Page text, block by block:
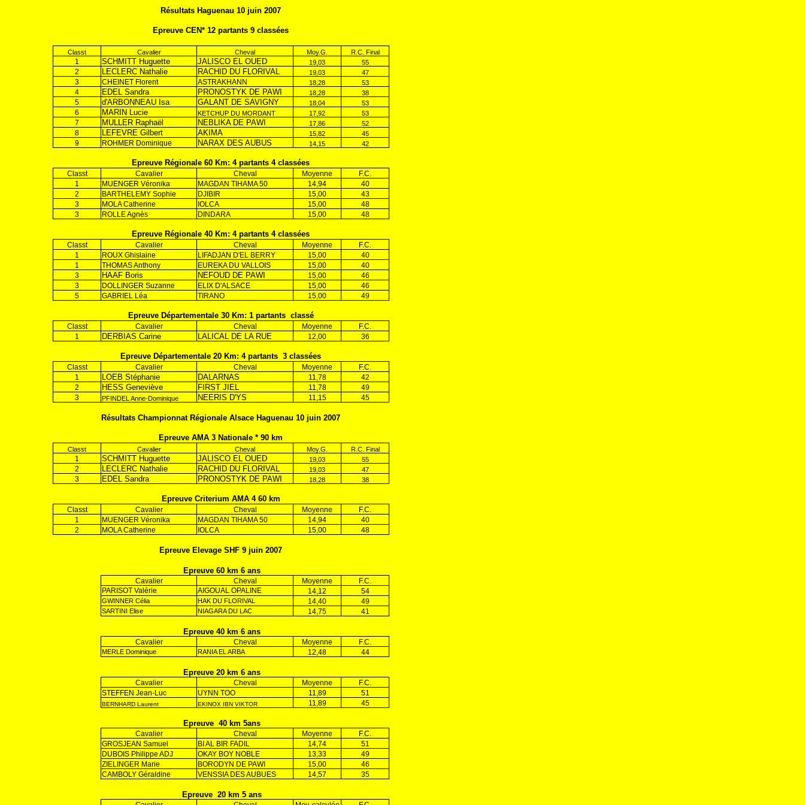
Résultats Haguenau 10 juin 2007
Epreuve CEN* 12 partants 9 classées
Classt Cavalier Cheval Moy.G. R.C. Final
1 SCHMITT Huguette JALISCO EL OUED 19,03 55
2 LECLERC Nathalie RACHID DU FLORIVAL 19,03 47
3 CHEINET Florent ASTRAKHANN 18,28 53
4 EDEL Sandra PRONOSTYK DE PAWI 18,28 38
5 d'ARBONNEAU Isa GALANT DE SAVIGNY 18,04 53
6 MARIN Lucie KETCHUP DU MORDANT 17,92 53
7 MULLER Raphaël NEBLIKA DE PAWI 17,86 52
8 LEFEVRE Gilbert AKIMA 15,82 45
9 ROHMER Dominique NARAX DES AUBUS 14,15 42
Epreuve Régionale 60 Km: 4 partants 4 classées
Classt Cavalier Cheval Moyenne
F.C.
1
MUENGER Véronika MAGDAN TIHAMA 50 14,94
40
2
BARTHELEMY Sophie DJIBIR 15,00
43
3
MOLA Catherine IOLCA 15,00
48
3
ROLLE Agnès DINDARA 15,00 48
Epreuve Régionale 40 Km: 4 partants 4 classées
Classt Cavalier Cheval Moyenne
F.C.
1
ROUX Ghislaine LIFADJAN D'EL BERRY 15,00
40
1
THOMAS Anthony EUREKA DU VALLOIS 15,00
40
3
HAAF Boris NEFOUD DE PAWI 15,00
46
3
DOLLINGER Suzanne ELIX D'ALSACE 15,00
46
5
GABRIEL Léa TIRANO 15,00 49
Epreuve Départementale 30 Km: 1 partants classé
Classt Cavalier Cheval Moyenne
F.C.
1
DERBIAS Carine LALICAL DE LA RUE 12,00 36
Epreuve Départementale 20 Km: 4 partants 3 classées
Classt Cavalier Cheval Moyenne
F.C.
1
LOEB Stéphanie DALARNAS 11,78
42
2
HESS Geneviève FIRST JIEL 11,78
49
3
PFINDEL Anne-Dominique NEERIS D'YS 11,15 45
Résultats Championnat Régionale Alsace Haguenau 10 juin 2007
Epreuve AMA 3 Nationale * 90 km
Classt Cavalier Cheval Moy.G. R.C. Final
1 SCHMITT Huguette JALISCO EL OUED 19,03 55
2 LECLERC Nathalie RACHID DU FLORIVAL 19,03 47
3 EDEL Sandra PRONOSTYK DE PAWI 18,28 38
Epreuve Criterium AMA 4 60 km
Classt Cavalier Cheval Moyenne
F.C.
1
MUENGER Véronika MAGDAN TIHAMA 50 14,94
40
2
MOLA Catherine IOLCA 15,00 48
Epreuve Elevage SHF 9 juin 2007
Epreuve 60 km 6 ans
Cavalier Cheval Moyenne
F.C.
PARISOT Valérie
AIGOUAL OPALINE 14,12 54
GWINNER Célia HAK DU FLORIVAL 14,40 49
SARTINI Elise NIAGARA DU LAC 14,75 41
Epreuve 40 km 6 ans
Cavalier Cheval Moyenne F.C.
MERLE Dominique RANIA EL ARBA 12,48 44
Epreuve 20 km 6 ans
Cavalier Cheval Moyenne
F.C.
STEFFEN Jean-Luc
UYNN TOO 11,89 51
BERNHARD Laurent EKINOX IBN VIKTOR 11,89 45
Epreuve 40 km 5ans
Cavalier Cheval Moyenne
F.C.
GROSJEAN Samuel
BI AL BIR FADIL 14,74
51
DUBOIS Philippe ADJ
OKAY BOY NOBLE 13,33
49
ZIELINGER Marie
BORODYN DE PAWI 15,00
46
CAMBOLY Géraldine
VENSSIA DES AUBUES 14,57 35
Epreuve 20 km 5 ans